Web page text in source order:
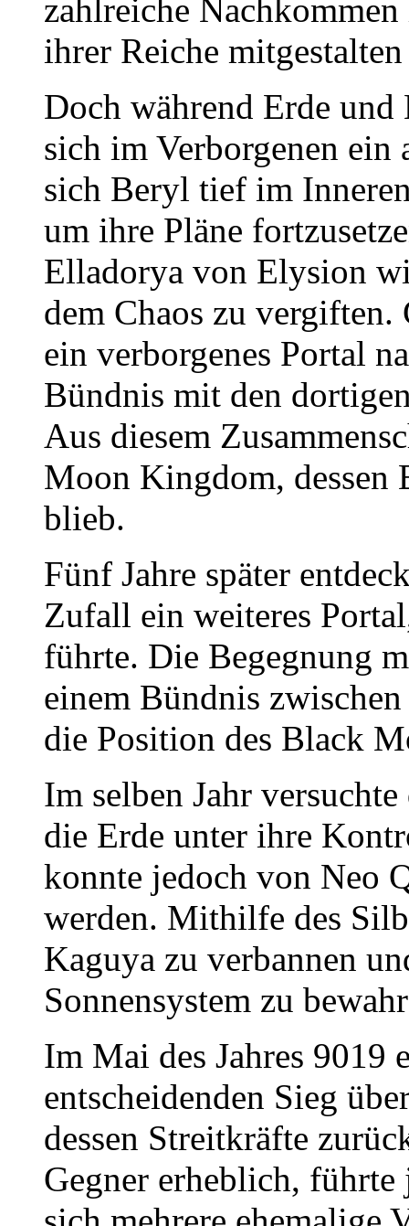
zahlreiche
ihrer Reiche
Doch während Erde
sich im Verborgenen ein
sich Beryl tief im
um ihre Pläne
Elladorya von Elysion
dem Chaos zu
ein verborgenes Portal
Bündnis mit den
Aus diesem
Moon Kingdom, dessen
blieb.
Fünf Jahre später
Zufall ein weiteres
führte. Die Begegnung
einem Bündnis
die Position des Black
Im selben Jahr
die Erde unter ihre
konnte jedoch von Neo
werden. Mithilfe des
Kaguya zu verbannen
Sonnensystem zu
Im Mai des Jahres 9019
entscheidenden Sieg
dessen Streitkräfte
Gegner erheblich,